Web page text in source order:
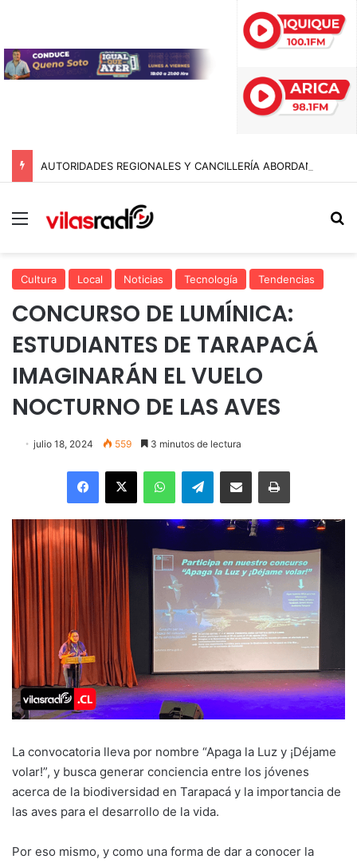
Menú
Cultura Local Noticias Tecnología Tendencias
CONCURSO DE LUMÍNICA:
ESTUDIANTES DE TARAPACÁ
IMAGINARÁN EL VUELO
NOCTURNO DE LAS AVES
julio 18, 2024 559 3 minutos de lectura
Facebook
X WhatsAppTelegramEnviar vía email Imprimir
La convocatoria lleva por nombre “Apaga la Luz y ¡Déjame
volar!”, y busca generar conciencia entre los jóvenes
acerca de la biodiversidad en Tarapacá y la importancia de
las aves para el desarrollo de la vida.
Por eso mismo, y como una forma de dar a conocer la